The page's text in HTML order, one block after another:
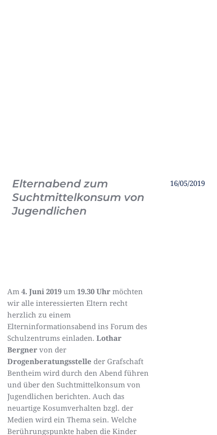
Elternabend zum
Suchtmittelkonsum von
Jugendlichen
16/05/2019
Am 4. Juni 2019 um 19.30 Uhr möchten
wir alle interessierten Eltern recht
herzlich zu einem
Elterninformationsabend ins Forum des
Schulzentrums einladen. Lothar
Bergner von der
Drogenberatungsstelle der Grafschaft
Bentheim wird durch den Abend führen
und über den Suchtmittelkonsum von
Jugendlichen berichten. Auch das
neuartige Kosumverhalten bzgl. der
Medien wird ein Thema sein. Welche
Berührungspunkte haben die Kinder